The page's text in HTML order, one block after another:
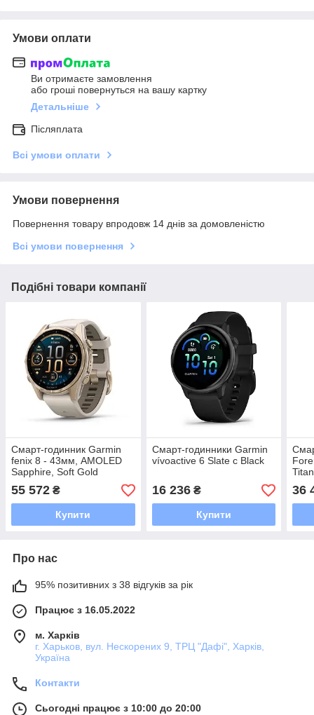
Умови оплати
Ви отримаєте замовлення
або гроші повернуться на вашу картку
Детальніше
Післяплата
Всі умови оплати
Умови повернення
Повернення товару впродовж 14 днів за домовленістю
Всі умови повернення
Подібні товари компанії
Смарт-годинник Garmin
fenix 8 - 43мм, AMOLED
Sapphire, Soft Gold
55 572 ₴
Купити
Смарт-годинники Garmin
vívoactive 6 Slate с Black
16 236₴
Купити
36
Про нас
95% позитивних з 38 відгуків за рік
Працює з 16.05.2022
м. Харків
г. Харьков, вул. Нескорених 9, ТРЦ "Дафі", Харків,
Україна
Контакти
Сьогодні працює з 10:00 до 20:00